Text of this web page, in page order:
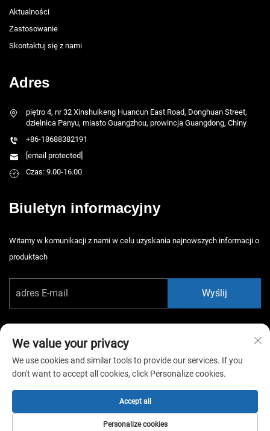
Aktualności
Zastosowanie
Skontaktuj się z nami
Adres
piętro 4, nr 32 Xinshuikeng Huancun East Road, Donghuan Street,
dzielnica Panyu, miasto Guangzhou, prowincja Guangdong, Chiny
+86-18688382191
[email protected]
Czas: 9.00-16.00
Biuletyn informacyjny
Witamy w komunikacji z nami w celu uzyskania najnowszych informacji o
produktach
Wyślij
Copyright © 2026 China Guangzhou Xiaotongyao Amusement Equipment
We value your privacy
We use cookies and similar tools to provide our services. If you
don't want to accept all cookies, click Personalize cookies.
Personalize cookies
Accept all